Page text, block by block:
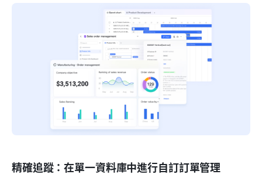
精確追蹤：在單一資料庫中進行自訂訂單管理